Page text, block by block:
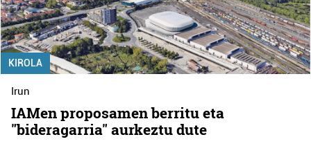
KIROLA
Irun
IAMen proposamen berritu eta
"bideragarria" aurkeztu dute